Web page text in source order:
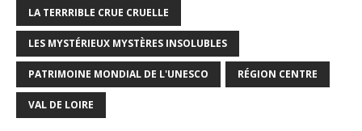
LA TERRRIBLE CRUE CRUELLE
LES MYSTÉRIEUX MYSTÈRES INSOLUBLES
PATRIMOINE MONDIAL DE L'UNESCO RÉGION CENTRE
VAL DE LOIRE